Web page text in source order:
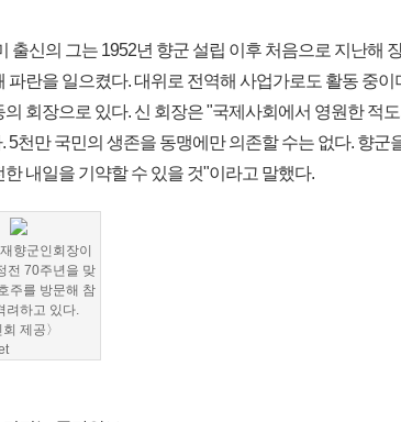
출신의 그는 1952년 향군 설립 이후 처음으로 지난해
파란을 일으켰다. 대위로 전역해 사업가로도 활동 중이
의 회장으로 있다. 신 회장은 "국제사회에서 영원한 적
5천만 국민의 생존을 동맹에만 의존할 수는 없다. 향군
한 내일을 기약할 수 있을 것"이라고 말했다.
향군인회장이
전 70주년을 맞
주를 방문해 참
려하고 있다.
제공〉